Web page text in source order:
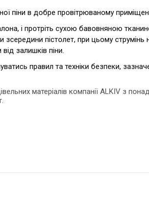
піни в добре провітрюваному
і протріть сухою бавовняною
зсередини пістолет, при цьому
залишків піни.
правил та техніки безпеки,
матеріалів компанії ALKIV з понад